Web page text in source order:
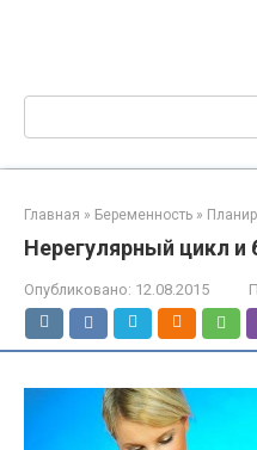
Поиск:
Главная » Беременность »
Нерегулярный цикл и
Опубликовано: 12.08.2015